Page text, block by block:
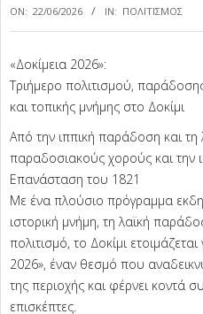
ON: 22/06/2026 IN: ΠΟΛΙΤΙΣΜΟΣ
«Δοκίμεια 2026»:
Τριήμερο πολιτισμού,
και τοπικής μνήμης στο Δοκίμι
Από την ιππική παράδοση και τη
παραδοσιακούς χορούς και την
Επανάσταση του 1821
Με ένα πλούσιο πρόγραμμα
ιστορική μνήμη, τη λαϊκή
πολιτισμό, το Δοκίμι
2026», έναν θεσμό που
της περιοχής και φέρνει κοντά
επισκέπτες.